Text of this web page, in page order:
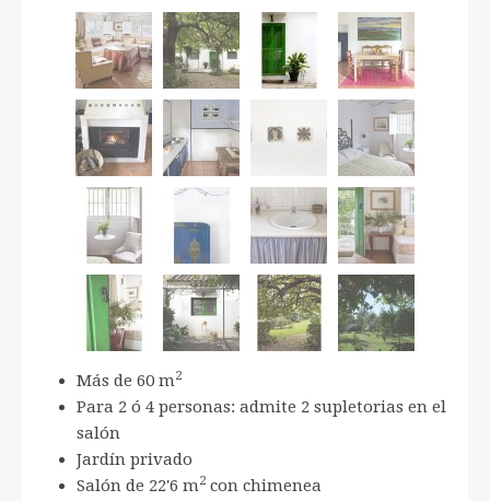
Más de 60 m2
Para 2 ó 4 personas: admite 2 supletorias en el
salón
Jardín privado
Salón de 22'6 m2 con chimenea